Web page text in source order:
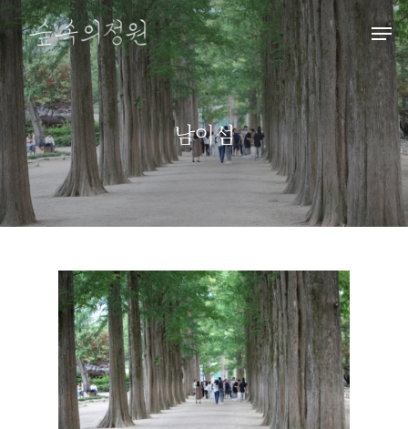
Hit enter to search or ESC to close
남이섬
HOME
ABOUT